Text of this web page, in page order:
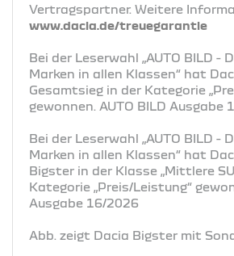
Vertragspartner. Weitere
www.dacia.de/treuegarantie
Bei der Leserwahl „AUTO BILD -
Marken in allen Klassen“ hat
Gesamtsieg in der Kategorie
gewonnen. AUTO BILD Ausgabe
Bei der Leserwahl „AUTO BILD -
Marken in allen Klassen“ hat
Bigster in der Klasse „Mittlere
Kategorie „Preis/Leistung“
Ausgabe 16/2026
Abb. zeigt Dacia Bigster mit